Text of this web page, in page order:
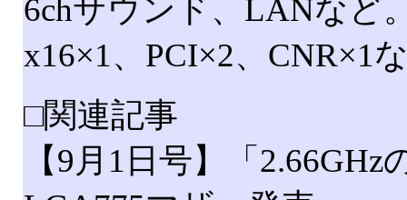
6chサウンド、LANなど
x16×1、PCI×2、CNR×1
□関連記事
【9月1日号】「